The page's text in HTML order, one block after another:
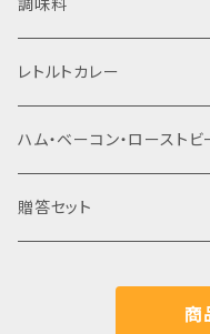
調味料
レトルトカレー
ハム・ベーコン・ローストビ
贈答セット
商